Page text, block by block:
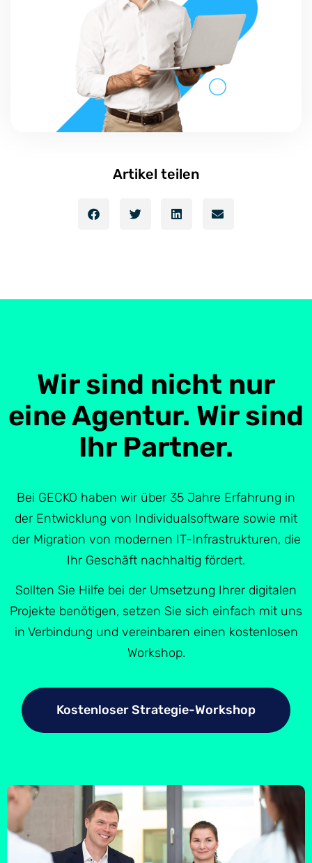
Artikel teilen
Wir sind nicht nur
eine Agentur. Wir sind
Ihr Partner.
Bei GECKO haben wir über 35 Jahre Erfahrung in
der Entwicklung von Individualsoftware sowie mit
der Migration von modernen IT-Infrastrukturen, die
Ihr Geschäft nachhaltig fördert.
Sollten Sie Hilfe bei der Umsetzung Ihrer digitalen
Projekte benötigen, setzen Sie sich einfach mit uns
in Verbindung und vereinbaren einen kostenlosen
Workshop.
Kostenloser Strategie-Workshop